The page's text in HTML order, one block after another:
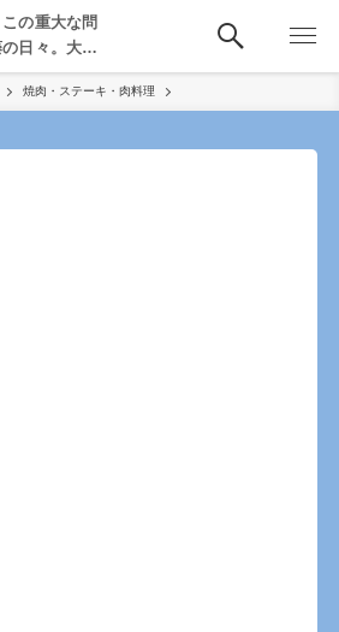
の重大な問
日々。大
とした食べ
る。焼肉・ステーキ・肉料理